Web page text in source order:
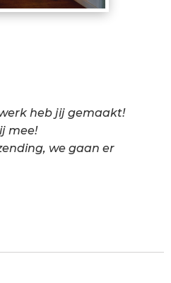
heb jij gemaakt!
mee!
we gaan er